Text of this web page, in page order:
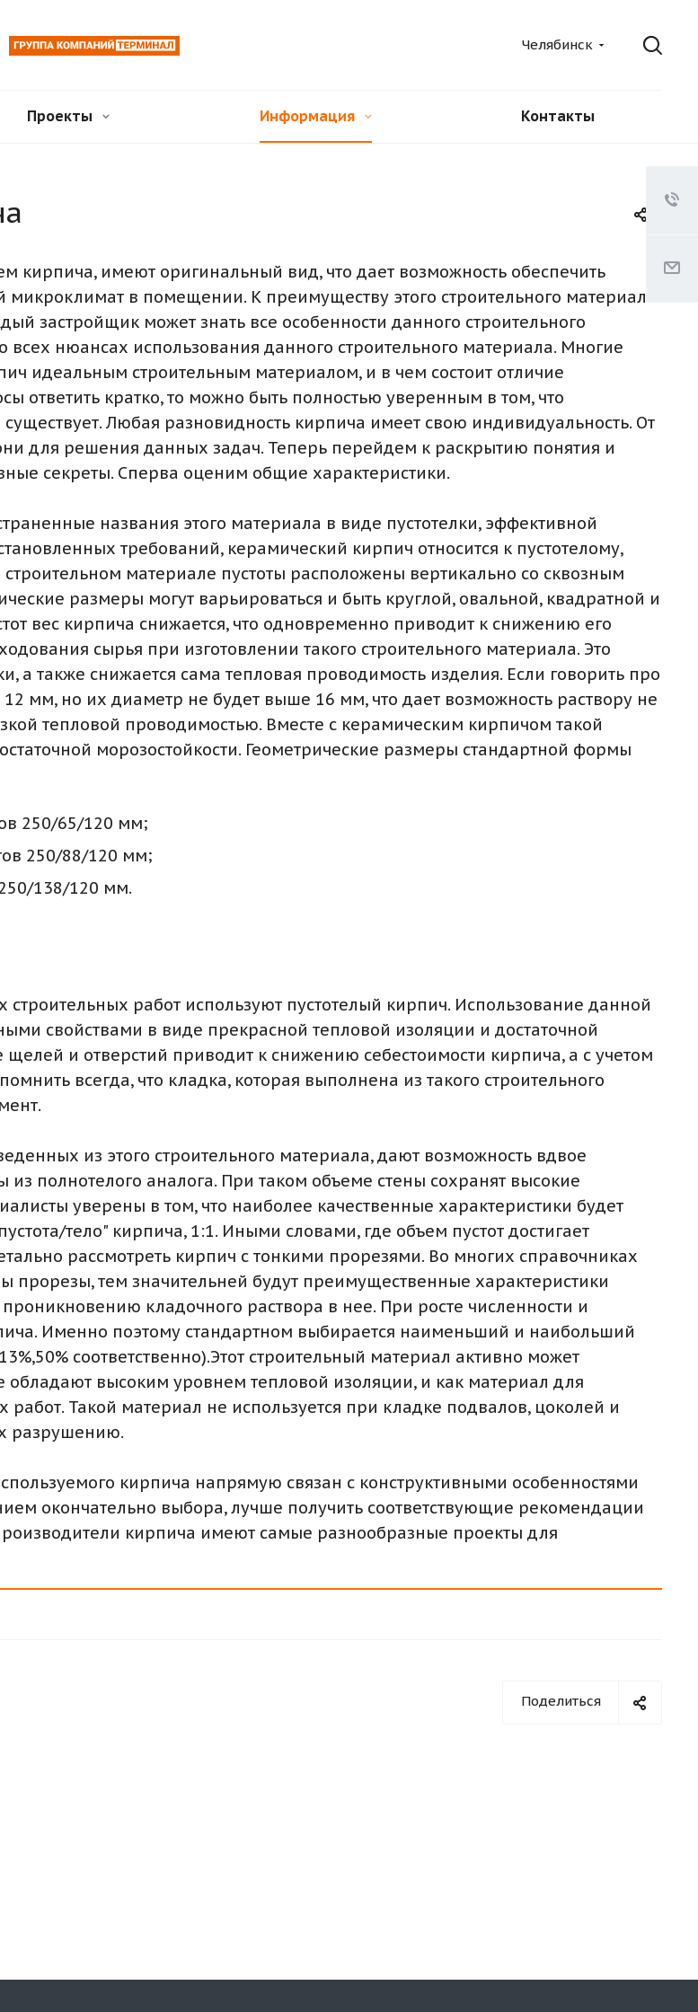
Челябинск
Проекты Информация Контакты
кирпича, имеют оригинальный вид, что дает возможность обеспечить
в помещении. К преимуществу этого строительного материала
застройщик может знать все особенности данного строительного
всех нюансах использования данного строительного материала. Многие
идеальным строительным материалом, и в чем состоит отличие
ответить кратко, то можно быть полностью уверенным в том, что
Любая разновидность кирпича имеет свою индивидуальность. От
для решения данных задач. Теперь перейдем к раскрытию понятия и
секреты. Сперва оценим общие характеристики.
названия этого материала в виде пустотелки, эффективной
требований, керамический кирпич относится к пустотелому,
строительном материале пустоты расположены вертикально со сквозным
размеры могут варьироваться и быть круглой, овальной, квадратной и
вес кирпича снижается, что одновременно приводит к снижению его
сырья при изготовлении такого строительного материала. Это
также снижается сама тепловая проводимость изделия. Если говорить про
мм, но их диаметр не будет выше 16 мм, что дает возможность раствору не
тепловой проводимостью. Вместе с керамическим кирпичом такой
морозостойкости. Геометрические размеры стандартной формы
250/65/120 мм;
250/88/120 мм;
138/120 мм.
работ используют пустотелый кирпич. Использование данной
свойствами в виде прекрасной тепловой изоляции и достаточной
щелей и отверстий приводит к снижению себестоимости кирпича, а с учетом
всегда, что кладка, которая выполнена из такого строительного
из этого строительного материала, дают возможность вдвое
полнотелого аналога. При таком объеме стены сохранят высокие
уверены в том, что наиболее качественные характеристики будет
тело" кирпича, 1:1. Иными словами, где объем пустот достигает
рассмотреть кирпич с тонкими прорезями. Во многих справочниках
прорезы, тем значительней будут преимущественные характеристики
кладочного раствора в нее. При росте численности и
Именно поэтому стандартном выбирается наименьший и наибольший
соответственно).Этот строительный материал активно может
обладают высоким уровнем тепловой изоляции, и как материал для
Такой материал не используется при кладке подвалов, цоколей и
разрушению.
кирпича напрямую связан с конструктивными особенностями
окончательно выбора, лучше получить соответствующие рекомендации
кирпича имеют самые разнообразные проекты для
Поделиться